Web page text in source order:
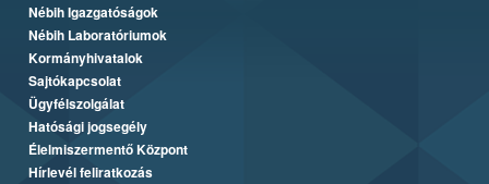
Nébih Igazgatóságok
Nébih Laboratóriumok
Kormányhivatalok
Sajtókapcsolat
Ügyfélszolgálat
Hatósági jogsegély
Élelmiszermentő Központ
Hírlevél feliratkozás